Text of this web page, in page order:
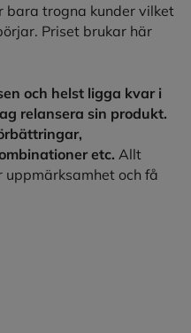
trogna kunder vilket
Priset brukar här
och helst ligga kvar i
relansera sin produkt.
etc. Allt
och få